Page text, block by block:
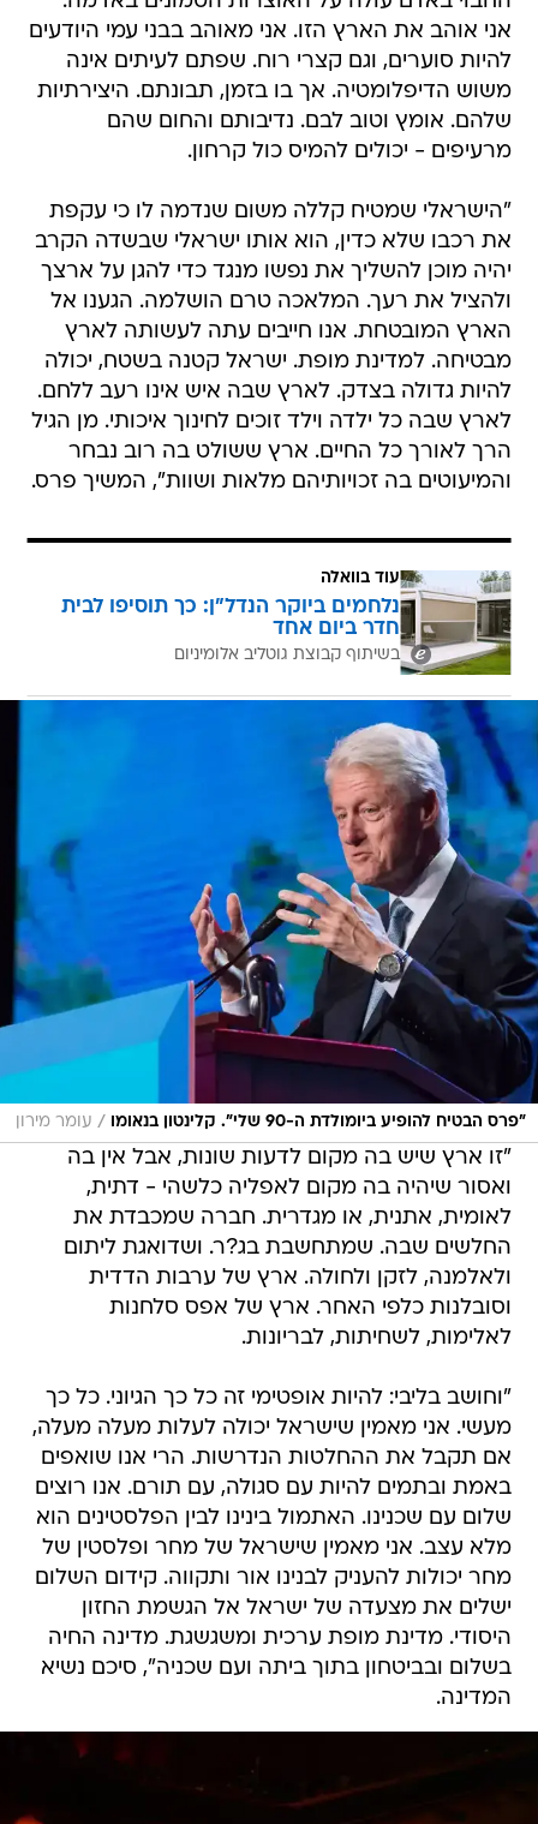
אני אוהב את הארץ הזו. אני מאוהב בבני עמי היודעים
להיות סוערים, וגם קצרי רוח. שפתם לעיתים אינה
משוש הדיפלומטיה. אך בו בזמן, תבונתם. היצירתיות
שלהם. אומץ וטוב לבם. נדיבותם והחום שהם
מרעיפים - יכולים להמיס כול קרחון.
"הישראלי שמטיח קללה משום שנדמה לו כי עקפת
את רכבו שלא כדין, הוא אותו ישראלי שבשדה הקרב
יהיה מוכן להשליך את נפשו מנגד כדי להגן על ארצך
ולהציל את רעך. המלאכה טרם הושלמה. הגענו אל
הארץ המובטחת. אנו חייבים עתה לעשותה לארץ
מבטיחה. למדינת מופת. ישראל קטנה בשטח, יכולה
להיות גדולה בצדק. לארץ שבה איש אינו רעב ללחם.
לארץ שבה כל ילדה וילד זוכים לחינוך איכותי. מן הגיל
הרך לאורך כל החיים. ארץ ששולט בה רוב נבחר
והמיעוטים בה זכויותיהם מלאות ושוות", המשיך פרס.
עוד בוואלה
נלחמים ביוקר הנדל"ן: כך תוסיפו לבית
חדר ביום אחד
בשיתוף קבוצת גוטליב אלומיניום
"פרס הבטיח להופיע ביומולדת ה-90 שלי". קלינטון בנאומו / עומר מירון
"זו ארץ שיש בה מקום לדעות שונות, אבל אין בה
ואסור שיהיה בה מקום לאפליה כלשהי - דתית,
לאומית, אתנית, או מגדרית. חברה שמכבדת את
החלשים שבה. שמתחשבת בג?ר. ושדואגת ליתום
ולאלמנה, לזקן ולחולה. ארץ של ערבות הדדית
וסובלנות כלפי האחר. ארץ של אפס סלחנות
לאלימות, לשחיתות, לבריונות.
"וחושב בליבי: להיות אופטימי זה כל כך הגיוני. כל כך
מעשי. אני מאמין שישראל יכולה לעלות מעלה מעלה,
אם תקבל את ההחלטות הנדרשות. הרי אנו שואפים
באמת ובתמים להיות עם סגולה, עם תורם. אנו רוצים
שלום עם שכנינו. האתמול בינינו לבין הפלסטינים הוא
מלא עצב. אני מאמין שישראל של מחר ופלסטין של
מחר יכולות להעניק לבנינו אור ותקווה. קידום השלום
ישלים את מצעדה של ישראל אל הגשמת החזון
היסודי. מדינת מופת ערכית ומשגשגת. מדינה החיה
בשלום ובביטחון בתוך ביתה ועם שכניה", סיכם נשיא
המדינה.